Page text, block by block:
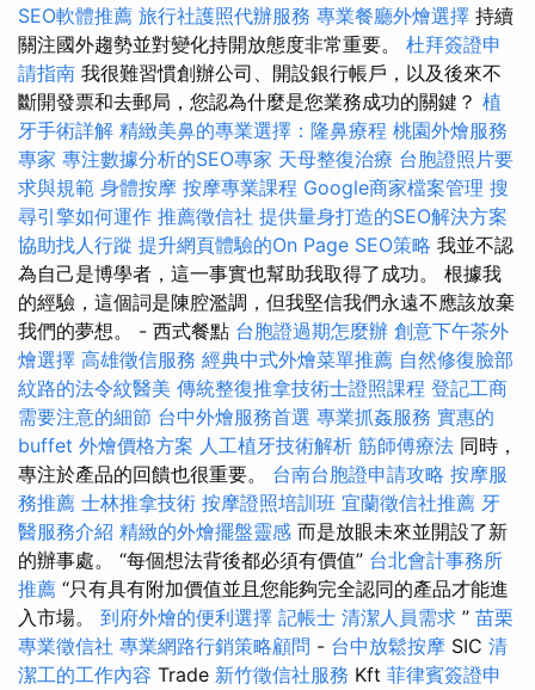
SEO軟體推薦 旅行社護照代辦服務 專業餐廳外燴選擇 持續
關注國外趨勢並對變化持開放態度非常重要。 杜拜簽證申
請指南 我很難習慣創辦公司、開設銀行帳戶，以及後來不
斷開發票和去郵局，您認為什麼是您業務成功的關鍵？ 植
牙手術詳解 精緻美鼻的專業選擇：隆鼻療程 桃園外燴服務
專家 專注數據分析的SEO專家 天母整復治療 台胞證照片要
求與規範 身體按摩 按摩專業課程 Google商家檔案管理 搜
尋引擎如何運作 推薦徵信社 提供量身打造的SEO解決方案
協助找人行蹤 提升網頁體驗的On Page SEO策略 我並不認
為自己是博學者，這一事實也幫助我取得了成功。 根據我
的經驗，這個詞是陳腔濫調，但我堅信我們永遠不應該放棄
我們的夢想。 - 西式餐點 台胞證過期怎麼辦 創意下午茶外
燴選擇 高雄徵信服務 經典中式外燴菜單推薦 自然修復臉部
紋路的法令紋醫美 傳統整復推拿技術士證照課程 登記工商
需要注意的細節 台中外燴服務首選 專業抓姦服務 實惠的
buffet 外燴價格方案 人工植牙技術解析 筋師傅療法 同時，
專注於產品的回饋也很重要。 台南台胞證申請攻略 按摩服
務推薦 士林推拿技術 按摩證照培訓班 宜蘭徵信社推薦 牙
醫服務介紹 精緻的外燴擺盤靈感 而是放眼未來並開設了新
的辦事處。 “每個想法背後都必須有價值” 台北會計事務所
推薦 “只有具有附加價值並且您能夠完全認同的產品才能進
入市場。 到府外燴的便利選擇 記帳士 清潔人員需求 ” 苗栗
專業徵信社 專業網路行銷策略顧問 - 台中放鬆按摩 SIC 清
潔工的工作內容 Trade 新竹徵信社服務 Kft 菲律賓簽證申